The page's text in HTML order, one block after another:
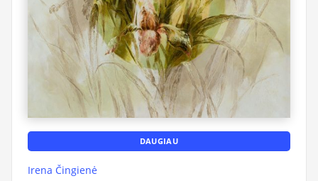
DAUGIAU
Irena Čingienė